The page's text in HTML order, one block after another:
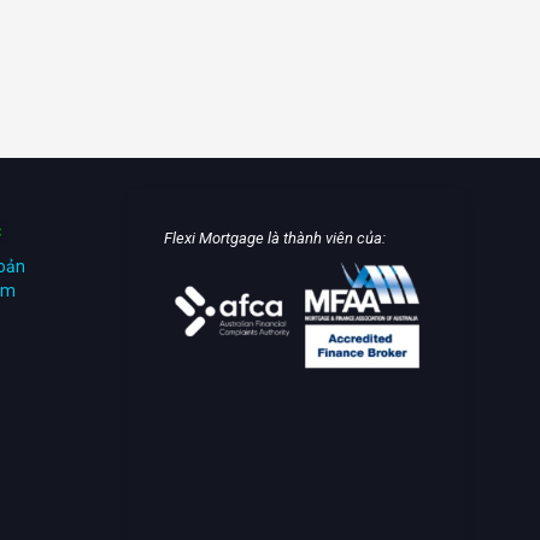
Flexi Mortgage là thành viên của: